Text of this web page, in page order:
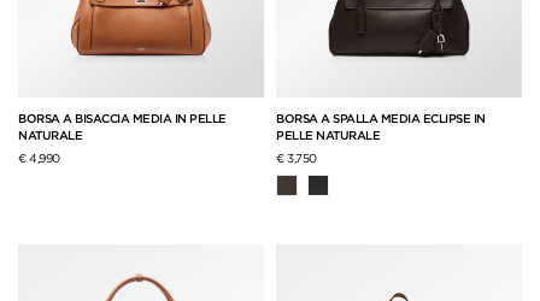
BORSA A BISACCIA MEDIA IN PELLE
NATURALE
€ 4,990
BORSA A SPALLA MEDIA ECLIPSE IN
PELLE NATURALE
€ 3,750